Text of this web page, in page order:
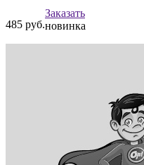
485 руб.
Заказать
новинка